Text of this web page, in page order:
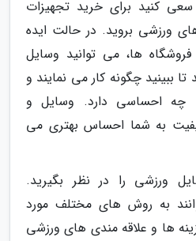
کنید برای خرید تجهیزات
ورزشی بروید. در حالت ایده
ها، می توانید وسایل
ببینید چگونه کار می نمایند و
چه احساسی دارد. وسایل و
به شما احساس بهتری می
ورزشی را در نظر بگیرید.
به روش های مختلف مورد
ها و علاقه مندی های ورزشی